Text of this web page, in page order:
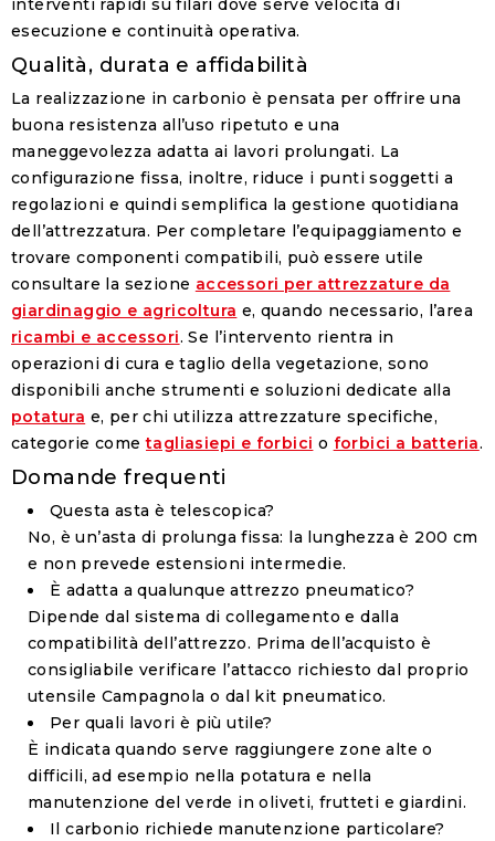
interventi rapidi su filari dove serve velocità di
esecuzione e continuità operativa.
Qualità, durata e affidabilità
La realizzazione in carbonio è pensata per offrire una
buona resistenza all’uso ripetuto e una
maneggevolezza adatta ai lavori prolungati. La
configurazione fissa, inoltre, riduce i punti soggetti a
regolazioni e quindi semplifica la gestione quotidiana
dell’attrezzatura. Per completare l’equipaggiamento e
trovare componenti compatibili, può essere utile
consultare la sezione accessori per attrezzature da
giardinaggio e agricoltura e, quando necessario, l’area
ricambi e accessori. Se l’intervento rientra in
operazioni di cura e taglio della vegetazione, sono
disponibili anche strumenti e soluzioni dedicate alla
potatura e, per chi utilizza attrezzature specifiche,
categorie cometagliasiepi e forbici o forbici a batteria.
Domande frequenti
Questa asta è telescopica?
No, è un’asta di prolunga fissa: la lunghezza è 200 cm
e non prevede estensioni intermedie.
È adatta a qualunque attrezzo pneumatico?
Dipende dal sistema di collegamento e dalla
compatibilità dell’attrezzo. Prima dell’acquisto è
consigliabile verificare l’attacco richiesto dal proprio
utensile Campagnola o dal kit pneumatico.
Per quali lavori è più utile?
È indicata quando serve raggiungere zone alte o
difficili, ad esempio nella potatura e nella
manutenzione del verde in oliveti, frutteti e giardini.
Il carbonio richiede manutenzione particolare?